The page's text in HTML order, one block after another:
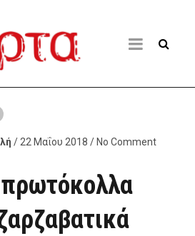
/ 22 Μαΐου 2018 / No Comment
πρωτόκολλα